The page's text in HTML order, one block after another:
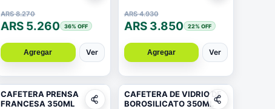
ARS 8.270
ARS 5.260 36% OFF
Agregar Ver
ARS 4.930
ARS 3.850 22% OFF
Agregar Ver
CAFETERA PRENSA
FRANCESA 350ML
CAFETERA DE VIDRIO DE
BOROSILICATO 350ML